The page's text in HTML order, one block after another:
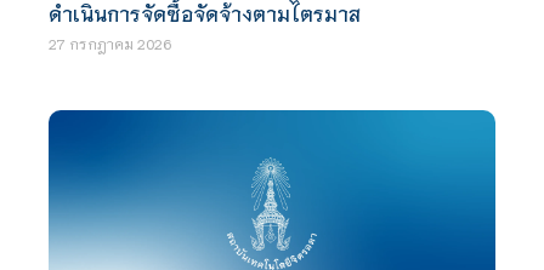
ดำเนินการจัดซื้อจัดจ้างตามไตรมาส
27 กรกฎาคม 2026